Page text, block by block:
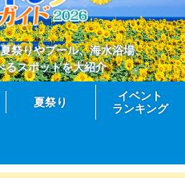
祭りやプール、海水浴場、
るスポットを大紹介
夏祭り
イベント
ランキング